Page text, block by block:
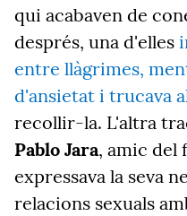
qui acabaven de
després, una d'elles
entre llàgrimes,
d'ansietat i trucava
recollir-la. L'altra
Pablo Jara, amic del
expressava la seva
relacions sexuals